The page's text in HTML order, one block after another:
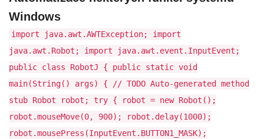
Windows
import java.awt.AWTException; import
java.awt.Robot; import java.awt.event.InputEvent;
public class RobotJ { public static void
main(String() args) { // TODO Auto-generated method
stub Robot robot; try { robot = new Robot();
robot.mouseMove(0, 900); robot.delay(1000);
robot.mousePress(InputEvent.BUTTON1_MASK);